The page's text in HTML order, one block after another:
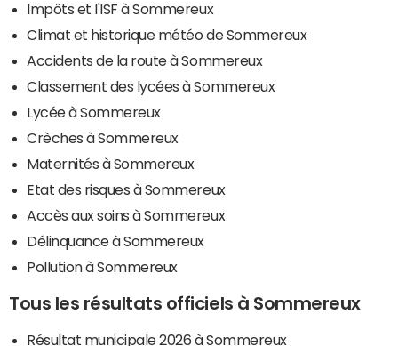
Impôts et l'ISF à Sommereux
Climat et historique météo de Sommereux
Accidents de la route à Sommereux
Classement des lycées à Sommereux
Lycée à Sommereux
Crèches à Sommereux
Maternités à Sommereux
Etat des risques à Sommereux
Accès aux soins à Sommereux
Délinquance à Sommereux
Pollution à Sommereux
Tous les résultats officiels à Sommereux
Résultat municipale 2026 à Sommereux